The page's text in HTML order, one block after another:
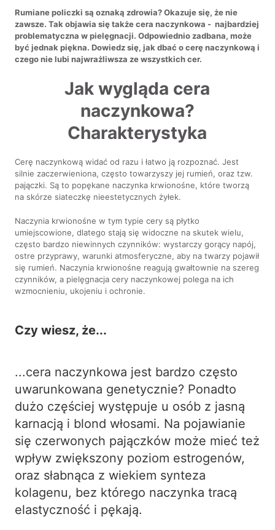
Rumiane policzki są oznaką zdrowia? Okazuje się, że nie
zawsze. Tak objawia się także cera naczynkowa - najbardziej
problematyczna w pielęgnacji. Odpowiednio zadbana, może
być jednak piękna. Dowiedz się, jak dbać o cerę naczynkową i
czego nie lubi najwrażliwsza ze wszystkich cer.
Jak wygląda cera
naczynkowa?
Charakterystyka
Cerę naczynkową widać od razu i łatwo ją rozpoznać. Jest
silnie zaczerwieniona, często towarzyszy jej rumień, oraz tzw.
pajączki. Są to popękane naczynka krwionośne, które tworzą
na skórze siateczkę nieestetycznych żyłek.
Naczynia krwionośne w tym typie cery są płytko
umiejscowione, dlatego stają się widoczne na skutek wielu,
często bardzo niewinnych czynników: wystarczy gorący napój,
ostre przyprawy, warunki atmosferyczne, aby na twarzy pojawił
się rumień. Naczynia krwionośne reagują gwałtownie na szereg
czynników, a pielęgnacja cery naczynkowej polega na ich
wzmocnieniu, ukojeniu i ochronie.
Czy wiesz, że...
...cera naczynkowa jest bardzo często
uwarunkowana genetycznie? Ponadto
dużo częściej występuje u osób z jasną
karnacją i blond włosami. Na pojawianie
się czerwonych pajączków może mieć też
wpływ zwiększony poziom estrogenów,
oraz słabnąca z wiekiem synteza
kolagenu, bez którego naczynka tracą
elastyczność i pękają.